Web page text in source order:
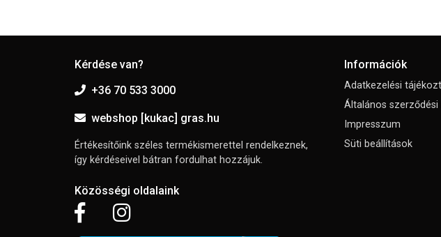
Kérdése van?
+36 70 533 3000
webshop [kukac] gras.hu
Értékesítőink széles termékismerettel rendelkeznek,
így kérdéseivel bátran fordulhat hozzájuk.
Közösségi oldalaink
Információk
Adatkezelési
Általános
Impresszum
Süti beállítások